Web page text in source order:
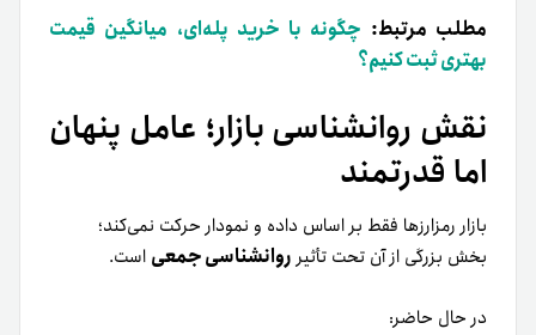
مطلب مرتبط: چگونه با خرید پله‌ای، میانگین قیمت
بهتری ثبت کنیم؟
نقش روانشناسی بازار؛ عامل پنهان
اما قدرتمند
بازار رمزارزها فقط بر اساس داده و نمودار حرکت نمی‌کند؛
بخش بزرگی از آن تحت تأثیرروانشناسی جمعی است.
در حال حاضر: